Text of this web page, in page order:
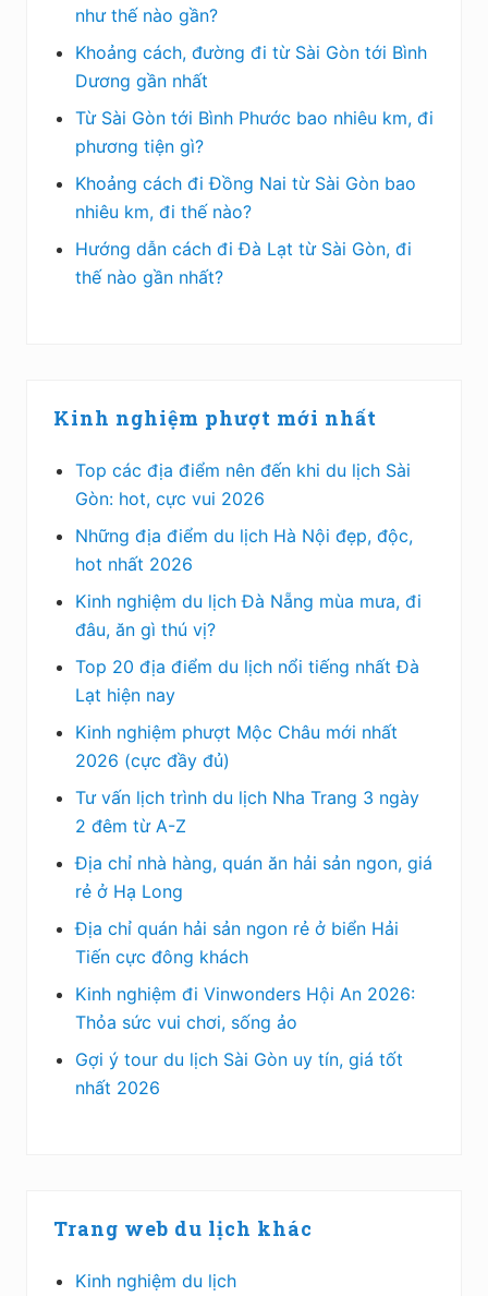
như thế nào gần?
Khoảng cách, đường đi từ Sài Gòn tới Bình
Dương gần nhất
Từ Sài Gòn tới Bình Phước bao nhiêu km, đi
phương tiện gì?
Khoảng cách đi Đồng Nai từ Sài Gòn bao
nhiêu km, đi thế nào?
Hướng dẫn cách đi Đà Lạt từ Sài Gòn, đi
thế nào gần nhất?
Kinh nghiệm phượt mới nhất
Top các địa điểm nên đến khi du lịch Sài
Gòn: hot, cực vui 2026
Những địa điểm du lịch Hà Nội đẹp, độc,
hot nhất 2026
Kinh nghiệm du lịch Đà Nẵng mùa mưa, đi
đâu, ăn gì thú vị?
Top 20 địa điểm du lịch nổi tiếng nhất Đà
Lạt hiện nay
Kinh nghiệm phượt Mộc Châu mới nhất
2026 (cực đầy đủ)
Tư vấn lịch trình du lịch Nha Trang 3 ngày
2 đêm từ A-Z
Địa chỉ nhà hàng, quán ăn hải sản ngon, giá
rẻ ở Hạ Long
Địa chỉ quán hải sản ngon rẻ ở biển Hải
Tiến cực đông khách
Kinh nghiệm đi Vinwonders Hội An 2026:
Thỏa sức vui chơi, sống ảo
Gợi ý tour du lịch Sài Gòn uy tín, giá tốt
nhất 2026
Trang web du lịch khác
Kinh nghiệm du lịch